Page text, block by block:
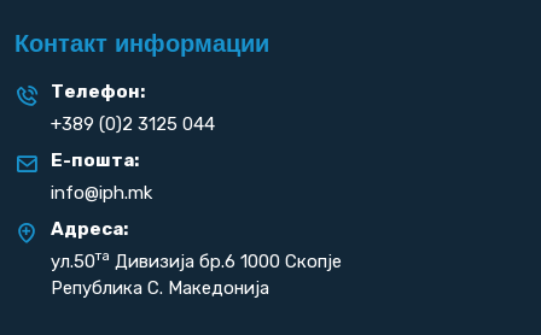
Контакт информации
Телефон:
+389 (0)2 3125 044
Е-пошта:
info@iph.mk
Адреса:
ул.50та Дивизија бр.6 1000 Скопје
Република С. Македонија